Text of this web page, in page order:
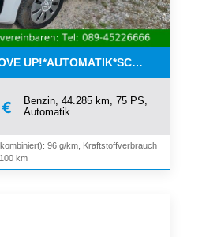
€
Benzin, 44.285 km, 75 PS,
Automatik
96 g/km, Kraftstoffverbrauch
km